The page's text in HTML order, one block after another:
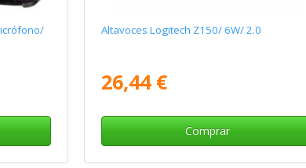
Altavoces Logitech Z150/ 6W/ 2.0
26,44 €
Comprar